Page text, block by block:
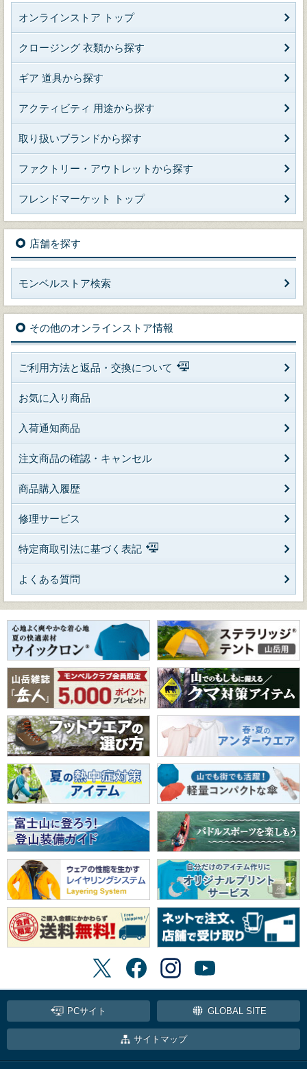
オンラインストア トップ
クロージング 衣類から探す
ギア 道具から探す
アクティビティ 用途から探す
取り扱いブランドから探す
ファクトリー・アウトレットから探す
フレンドマーケット トップ
店舗を探す
モンベルストア検索
その他のオンラインストア情報
ご利用方法と返品・交換について
お気に入り商品
入荷通知商品
注文商品の確認・キャンセル
商品購入履歴
修理サービス
特定商取引法に基づく表記
よくある質問
PCサイト GLOBAL SITE
サイトマップ